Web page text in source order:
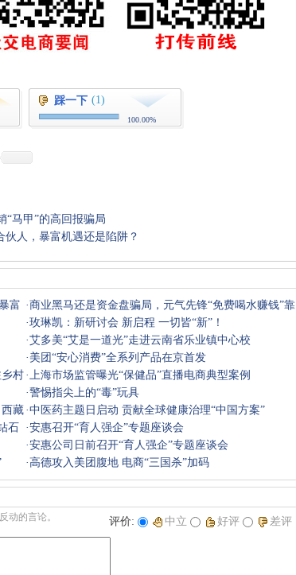
踩一下 (1)
100.00%
“马甲”的高回报骗局
伙人，暴富机遇还是陷阱？
收藏 挑错 推荐 打印
富 ·商业黑马还是资金盘骗局，元气先锋“免费喝水赚钱”靠
谱吗？
·玫琳凯：新研讨会 新启程 一切皆“新”！
·艾多美“艾是一道光”走进云南省乐业镇中心校
· 美团“安心消费”全系列产品在京首发
村 ·上海市场监管曝光“保健品”直播电商典型案例
·警惕指尖上的“毒”玩具
藏 ·中医药主题日启动 贡献全球健康治理“中国方案”
石
·安惠召开“育人强企”专题座谈会
·安惠公司日前召开“育人强企”专题座谈会
·高德攻入美团腹地 电商“三国杀”加码
动的言论。 评价: 中立 好评 差评